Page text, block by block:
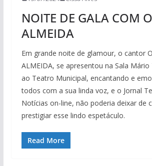
NOITE DE GALA COM
ALMEIDA
Em grande noite de glamour, o cantor
ALMEIDA, se apresentou na Sala Mário
ao Teatro Municipal, encantando e
todos com a sua linda voz, e o Jornal
Notícias on-line, não poderia deixar de
prestigiar esse lindo espetáculo.
Read More